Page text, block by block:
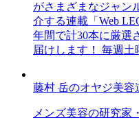
がさまざまなジャン
介する連載「Web
年間で計30本に厳選
届けします！ 毎週土
藤村 岳のオヤジ美容
メンズ美容の研究家